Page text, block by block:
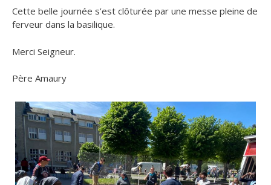
Cette belle journée s’est clôturée par une messe pleine de
ferveur dans la basilique.
Merci Seigneur.
Père Amaury